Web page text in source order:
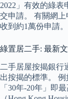
2022」有效的綠表
交申請。 有關網
收到約1萬份申請。
綠置居二手: 最新
二手居屋按揭銀行
出按揭的標準。
「30年-20年」即